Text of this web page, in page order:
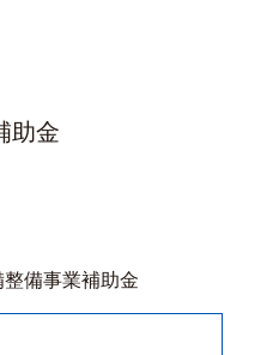
助金
備事業補助金